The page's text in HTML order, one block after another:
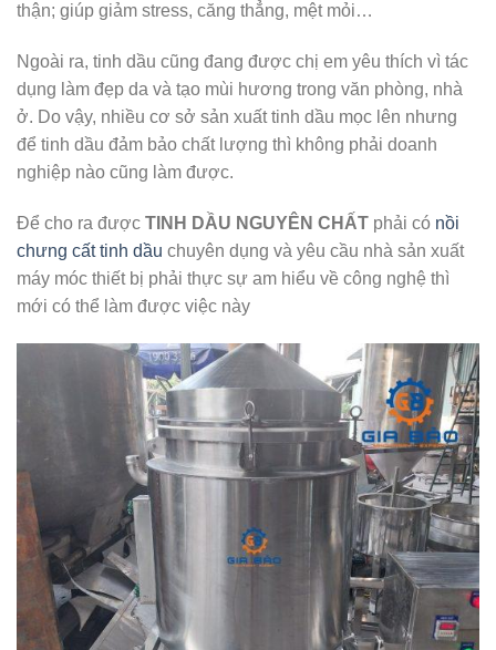
thận; giúp giảm stress, căng thẳng, mệt mỏi…
Ngoài ra, tinh dầu cũng đang được chị em yêu thích vì tác
dụng làm đẹp da và tạo mùi hương trong văn phòng, nhà
ở. Do vậy, nhiều cơ sở sản xuất tinh dầu mọc lên nhưng
để tinh dầu đảm bảo chất lượng thì không phải doanh
nghiệp nào cũng làm được.
Để cho ra được TINH DẦU NGUYÊN CHẤT phải có nồi
chưng cất tinh dầu chuyên dụng và yêu cầu nhà sản xuất
máy móc thiết bị phải thực sự am hiểu về công nghệ thì
mới có thể làm được việc này